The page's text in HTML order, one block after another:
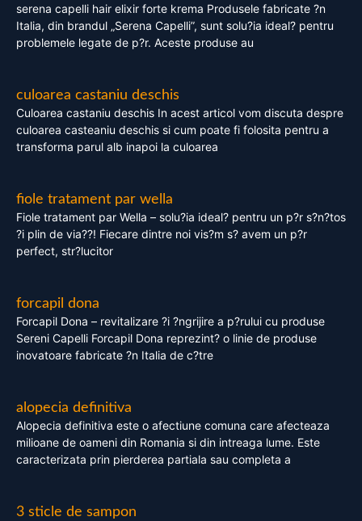
serena capelli hair elixir forte krema Produsele fabricate ?n
Italia, din brandul „Serena Capelli”, sunt solu?ia ideal? pentru
problemele legate de p?r. Aceste produse au
culoarea castaniu deschis
Culoarea castaniu deschis In acest articol vom discuta despre
culoarea casteaniu deschis si cum poate fi folosita pentru a
transforma parul alb inapoi la culoarea
fiole tratament par wella
Fiole tratament par Wella – solu?ia ideal? pentru un p?r s?n?tos
?i plin de via??! Fiecare dintre noi vis?m s? avem un p?r
perfect, str?lucitor
forcapil dona
Forcapil Dona – revitalizare ?i ?ngrijire a p?rului cu produse
Sereni Capelli Forcapil Dona reprezint? o linie de produse
inovatoare fabricate ?n Italia de c?tre
alopecia definitiva
Alopecia definitiva este o afectiune comuna care afecteaza
milioane de oameni din Romania si din intreaga lume. Este
caracterizata prin pierderea partiala sau completa a
3 sticle de sampon